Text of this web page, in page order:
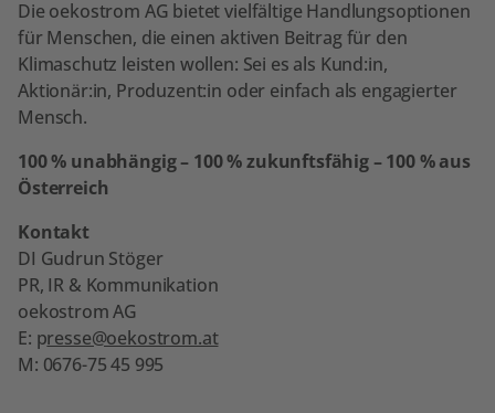
Die oekostrom AG bietet vielfältige Handlungsoptionen
für Menschen, die einen aktiven Beitrag für den
Klimaschutz leisten wollen: Sei es als Kund:in,
Aktionär:in, Produzent:in oder einfach als engagierter
Mensch.
100 % unabhängig – 100 % zukunftsfähig – 100 % aus
Österreich
Kontakt
DI Gudrun Stöger
PR, IR & Kommunikation
oekostrom AG
E: presse@oekostrom.at
M: 0676-75 45 995